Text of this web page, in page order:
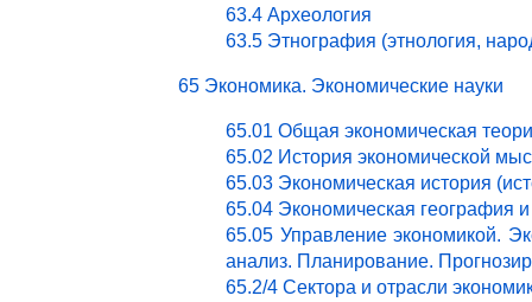
63.4 Археология
63.5 Этнография (этнология,
65 Экономика. Экономические науки
65.01 Общая экономическая
65.02 История экономической
65.03 Экономическая история
65.04 Экономическая география
65.05 Управление экономикой.
анализ. Планирование.
65.2/4 Сектора и отрасли